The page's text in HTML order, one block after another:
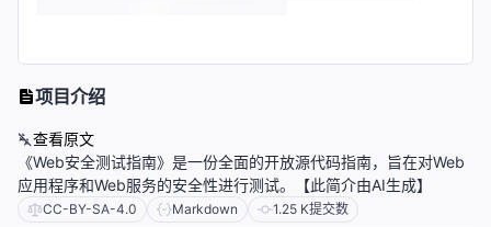
项目介绍
查看原文
《Web安全测试指南》是一份全面的开放源代码指南，旨在对Web
应用程序和Web服务的安全性进行测试。【此简介由AI生成】
CC-BY-SA-4.0 Markdown 1.25 K提交数